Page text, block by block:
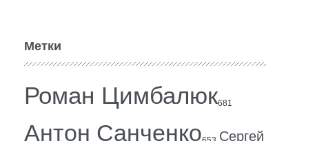
Метки
Роман Цимбалюк681
Антон Санченко
Сергей